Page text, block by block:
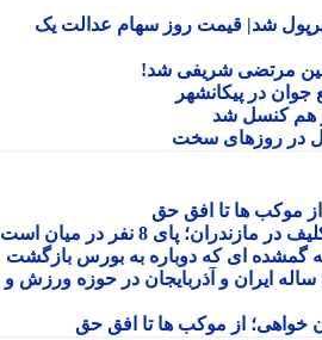
شد| قیمت روز سهام عدالت یک
در پیکانشهر
کنسل شد
در روزهای سخت
ها تا افقِ حق
ای که دوباره به بورس بازگشت
و آذربایجان در حوزه ورزش و
از موکب ها تا افقِ حق